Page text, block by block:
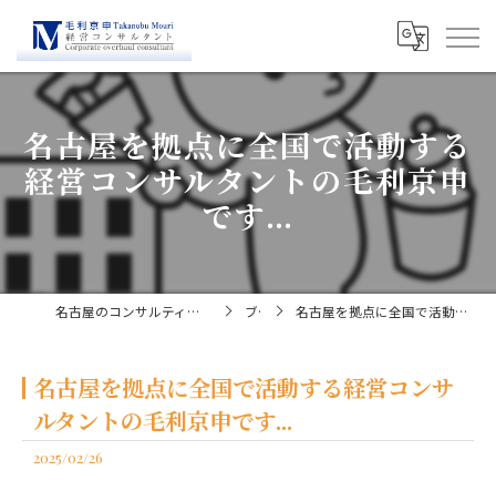
名古屋を拠点に全国で活動する
経営コンサルタントの毛利京申
です...
名古屋のコンサルティングなら経営コンサルタント毛利京申 ブログ 名古屋を拠点に全国で活動する経営コンサルタントの毛利京申です...
名古屋を拠点に全国で活動する経営コンサ
ルタントの毛利京申です...
2025/02/26